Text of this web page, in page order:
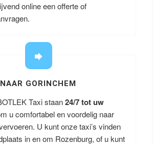
online een offerte of
NAAR GORINCHEM
Taxi staan24/7 tot uw
u comfortabel en voordelig naar
U kunt onze taxi’s vinden
in en om Rozenburg, of u kunt